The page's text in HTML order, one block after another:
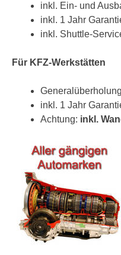
inkl. Ein- und
inkl. 1 Jahr
inkl. Shuttle-
Für KFZ-Werkstätten
Generalüberholung
inkl. 1 Jahr
Achtung: inkl.